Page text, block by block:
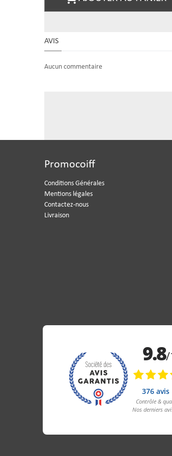
AVIS
Aucun commentaire
Promocoiff
Conditions Générales
Mentions légales
Contactez-nous
Livraison